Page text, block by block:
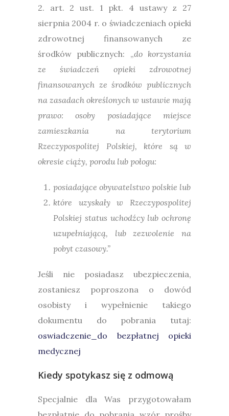
2. art. 2 ust. 1 pkt. 4 ustawy z 27
sierpnia 2004 r. o świadczeniach opieki
zdrowotnej finansowanych ze
środków publicznych: „do korzystania
ze świadczeń opieki zdrowotnej
finansowanych ze środków publicznych
na zasadach określonych w ustawie mają
prawo: osoby posiadające miejsce
zamieszkania na terytorium
Rzeczypospolitej Polskiej, które są w
okresie ciąży, porodu lub połogu:
posiadające obywatelstwo polskie lub
które uzyskały w Rzeczypospolitej
Polskiej status uchodźcy lub ochronę
uzupełniającą, lub zezwolenie na
pobyt czasowy.”
Jeśli nie posiadasz ubezpieczenia,
zostaniesz poproszona o dowód
osobisty i wypełnienie takiego
dokumentu do pobrania tutaj:
oswiadczenie_do bezpłatnej opieki
medycznej
Kiedy spotykasz się z odmową
Specjalnie dla Was przygotowałam